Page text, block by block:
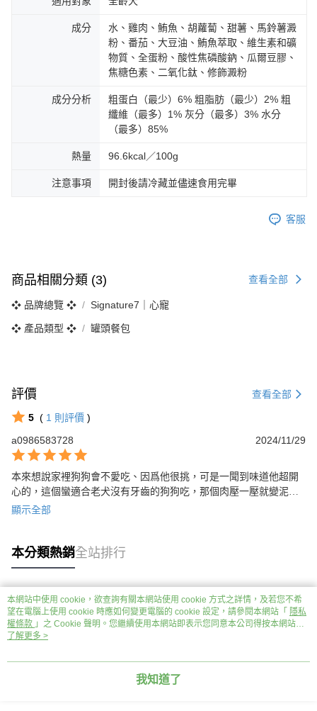
成分
水、雞肉、鮪魚、胡蘿蔔、甜薯、馬鈴薯澱
粉、番茄、大豆油、鮪魚萃取、維生素和礦
物質、全蛋粉、酸性焦磷酸鈉、瓜爾豆膠、
焦糖色素、二氧化鈦、修飾澱粉
成分分析
粗蛋白（最少）6% 粗脂肪（最少）2% 粗
纖維（最多）1% 灰分（最多）3% 水分
（最多）85%
熱量 96.6kcal／100g
注意事項 開封後請冷藏並儘速食用完畢
客服
商品相關分類 (3) 查看全部
❖ 品牌總覽 ❖ Signature7｜心寵
❖ 產品類型 ❖ 罐頭餐包
評價 查看全部
5 ( 1 則評價 )
a0986583728
2024/11/29
本來想說家裡狗狗會不愛吃、因爲他很挑，可是一聞到味道他超開
心的，這個蠻適合老犬沒有牙齒的狗狗吃，那個肉壓一壓就變泥狀
很不錯
顯示全部
本分類熱銷全站排行
熱門標籤
本網站中使用 cookie，欲查詢有關本網站使用 cookie 方式之詳情，及若您不希
望在電腦上使用 cookie 時應如何變更電腦的 cookie 設定，請參閱本網站「 隱私
權條款 」之 Cookie 聲明。您繼續使用本網站即表示您同意本公司得按本網站使
用條款之 Cookie 聲明使用 cookie。
了解更多 >
我知道了